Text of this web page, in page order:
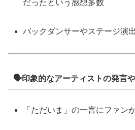
だったという感想多数
バックダンサーやステージ演
🗣️印象的なアーティストの発言
「ただいま」の一言にファン